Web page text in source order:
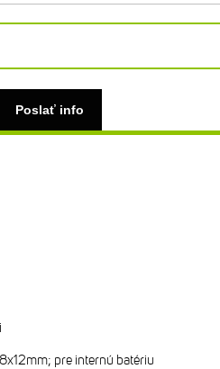
Poslať info
pre internú batériu